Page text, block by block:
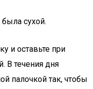
сухой.
и оставьте при
В течения дня
палочкой так, чтобы